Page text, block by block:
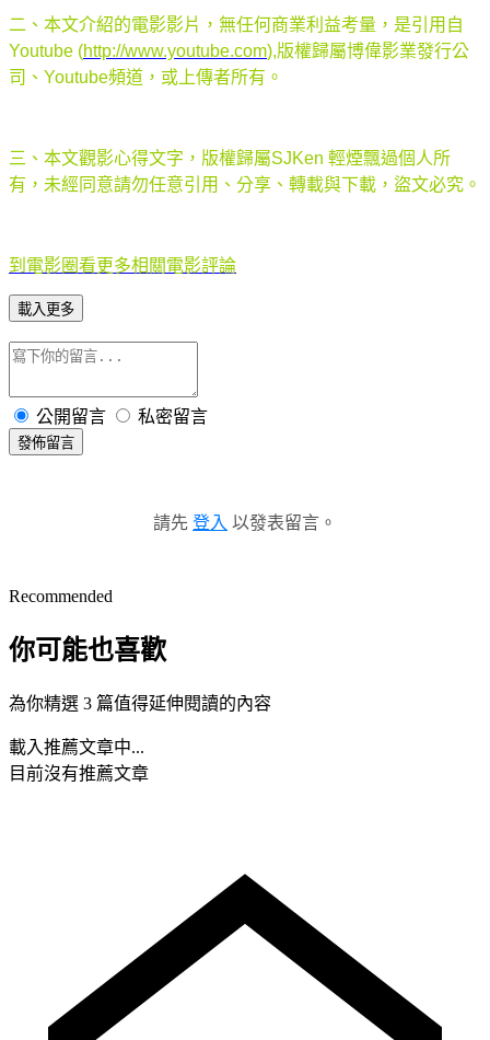
二、本文介紹的電影影片，無任何商業利益考量，是引用自
Youtube (http://www.youtube.com),版權歸屬博偉影業發行公
司、Youtube頻道，或上傳者所有。
三、本文觀影心得文字，版權歸屬SJKen 輕煙飄過個人所
有，未經同意請勿任意引用、分享、轉載與下載，盜文必究。
到電影圈看更多相關電影評論
載入更多
公開留言 私密留言
發佈留言
請先 登入 以發表留言。
Recommended
你可能也喜歡
為你精選 3 篇值得延伸閱讀的內容
載入推薦文章中...
目前沒有推薦文章